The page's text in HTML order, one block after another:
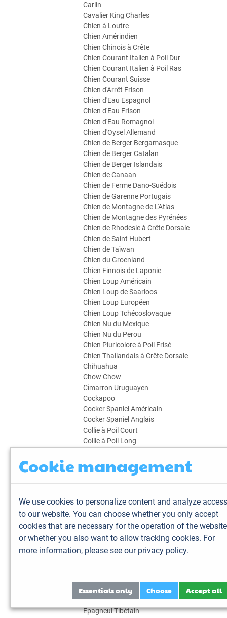
Carlin
Cavalier King Charles
Chien à Loutre
Chien Amérindien
Chien Chinois à Crête
Chien Courant Italien à Poil Dur
Chien Courant Italien à Poil Ras
Chien Courant Suisse
Chien d'Arrêt Frison
Chien d'Eau Espagnol
Chien d'Eau Frison
Chien d'Eau Romagnol
Chien d'Oysel Allemand
Chien de Berger Bergamasque
Chien de Berger Catalan
Chien de Berger Islandais
Chien de Canaan
Chien de Ferme Dano-Suédois
Chien de Garenne Portugais
Chien de Montagne de L'Atlas
Chien de Montagne des Pyrénées
Chien de Rhodesie à Crête Dorsale
Chien de Saint Hubert
Chien de Taïwan
Chien du Groenland
Chien Finnois de Laponie
Chien Loup Américain
Chien Loup de Saarloos
Chien Loup Européen
Chien Loup Tchécoslovaque
Chien Nu du Mexique
Chien Nu du Perou
Chien Pluricolore à Poil Frisé
Chien Thailandais à Crête Dorsale
Chihuahua
Chow Chow
Cimarron Uruguayen
Cockapoo
Cocker Spaniel Américain
Cocker Spaniel Anglais
Collie à Poil Court
Collie à Poil Long
Dandie Dinmont Terrier
Dogue de Bordeaux
Dogue des Canaries
Dogue du Tibet
Epagneul Breton
Epagneul Français
Epagneul Japonais
Epagneul Nain Continental Phalène
Epagneul Pékinois
Epagneul Tibétain
Cookie management
We use cookies to personalize content and analyze access
to our website. You can choose whether you only accept
cookies that are necessary for the operation of the website
or whether you also want to allow tracking cookies. For
more information, please see our privacy policy.
Essentials only Choose Accept all